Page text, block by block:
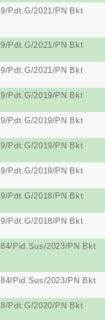
9/Pdt.G/2021/PN Bkt
9/Pdt.G/2021/PN Bkt
9/Pdt.G/2021/PN Bkt
9/Pdt.G/2019/PN Bkt
9/Pdt.G/2019/PN Bkt
9/Pdt.G/2019/PN Bkt
9/Pdt.G/2019/PN Bkt
9/Pdt.G/2018/PN Bkt
9/Pdt.G/2018/PN Bkt
84/Pid.Sus/2023/PN Bkt
84/Pid.Sus/2023/PN Bkt
8/Pdt.G/2020/PN Bkt